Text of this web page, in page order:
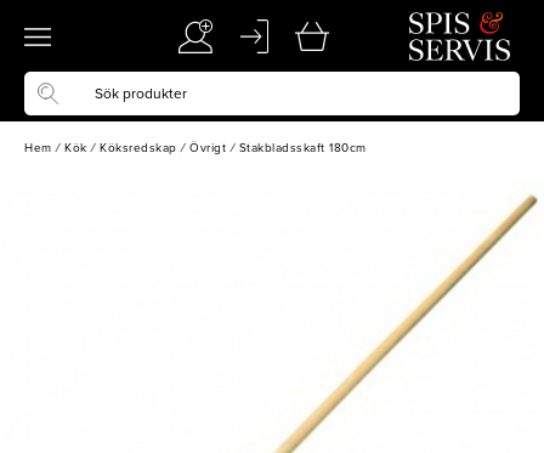
Hem / Kök / Köksredskap / Övrigt / Stakbladsskaft 180cm